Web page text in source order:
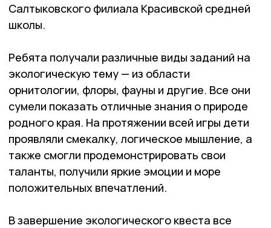
Салтыковского филиала Красивской средней
школы.
Ребята получали различные виды заданий на
экологическую тему — из области
орнитологии, флоры, фауны и другие. Все они
сумели показать отличные знания о природе
родного края. На протяжении всей игры дети
проявляли смекалку, логическое мышление, а
также смогли продемонстрировать свои
таланты, получили яркие эмоции и море
положительных впечатлений.
В завершение экологического квеста все